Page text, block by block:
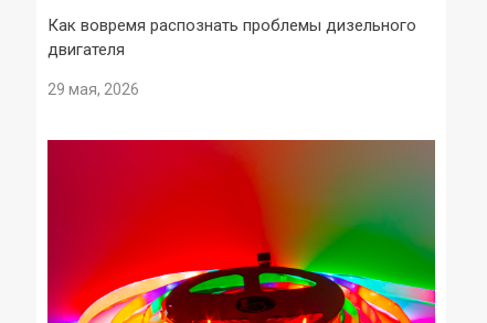
Как вовремя распознать проблемы дизельного
двигателя
29 мая, 2026